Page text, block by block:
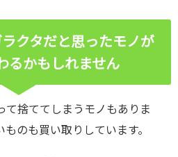
クタだと思ったモノが
るかもしれません
て捨ててしまうモノもありま
のも買い取りしています。